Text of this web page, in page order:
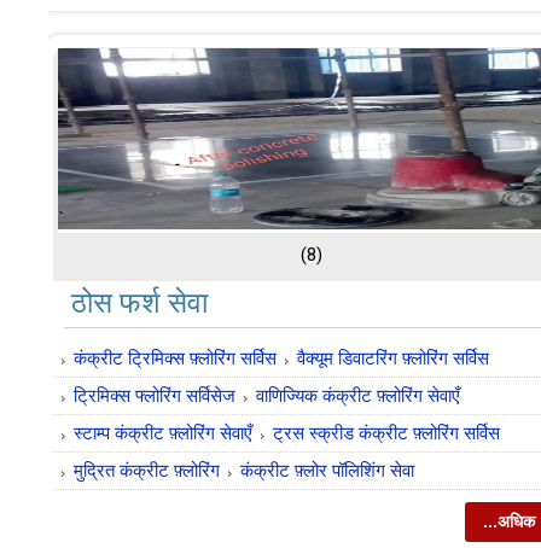
(8)
ठोस फर्श सेवा
कंक्रीट ट्रिमिक्स फ़्लोरिंग सर्विस
वैक्यूम डिवाटरिंग फ़्लोरिंग सर्विस
ट्रिमिक्स फ्लोरिंग सर्विसेज
वाणिज्यिक कंक्रीट फ़्लोरिंग सेवाएँ
स्टाम्प कंक्रीट फ़्लोरिंग सेवाएँ
ट्रस स्क्रीड कंक्रीट फ़्लोरिंग सर्विस
मुद्रित कंक्रीट फ़्लोरिंग
कंक्रीट फ़्लोर पॉलिशिंग सेवा
...अधिक